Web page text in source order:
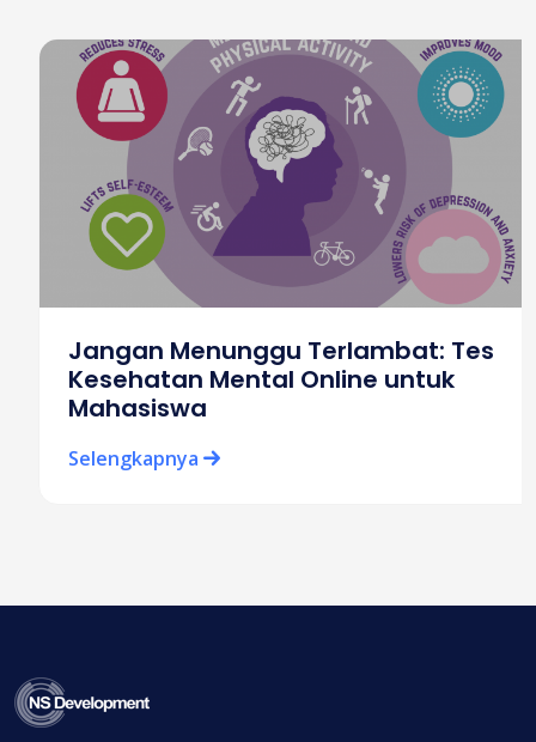
Jangan Menunggu Terlambat: Tes
Kesehatan Mental Online untuk
Mahasiswa
Selengkapnya